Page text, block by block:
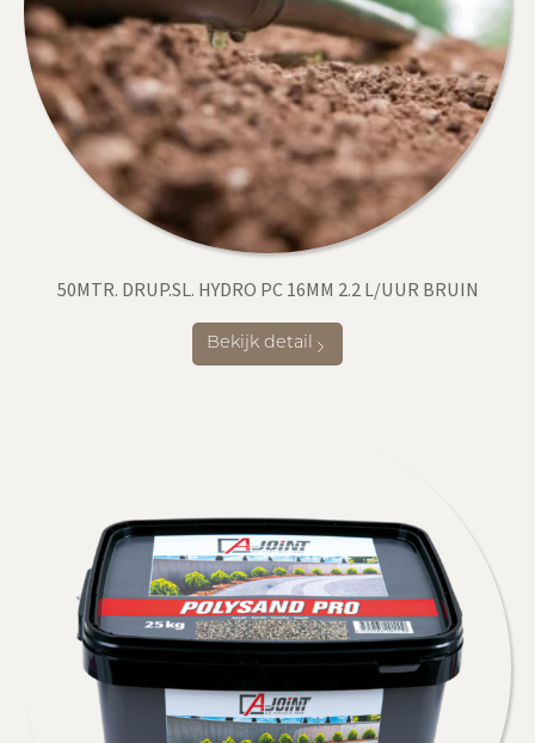
50MTR. DRUP.SL. HYDRO PC 16MM 2.2 L/UUR BRUIN
Bekijk detail